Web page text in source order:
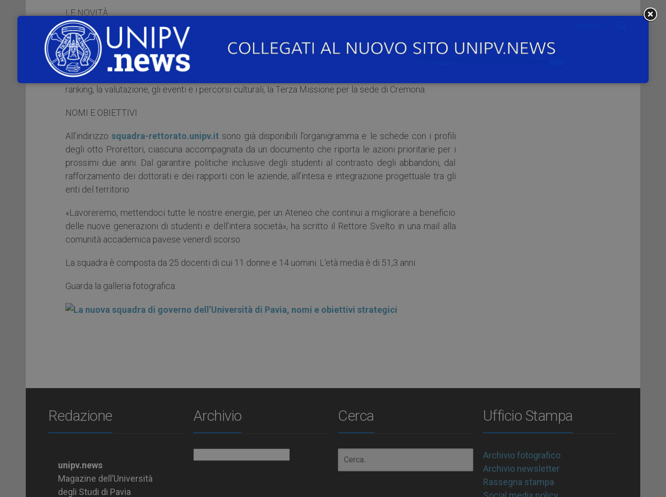
LE NOVITÀ
Una delega è dedicata alla facilitazione amministrativa, un’altra al public engagement, sempre più
importante per accrescere il legame tra università e società, e un’altra ancora alla ricerca in area
medico-sanitaria. Le deleghe nell’ambito del Prorettorato all’internazionalizzazione sono assegnate
per area geografica: Europa, Americhe, Far-East. Referenti specifici presidieranno anche il placement, i
ranking, la valutazione, gli eventi e i percorsi culturali, la Terza Missione per la sede di Cremona.
NOMI E OBIETTIVI
All’indirizzosquadra-rettorato.unipv.it sono già disponibili l’organigramma e le schede con i profili
degli otto Prorettori, ciascuna accompagnata da un documento che riporta le azioni prioritarie per i
prossimi due anni. Dal garantire politiche inclusive degli studenti al contrasto degli abbandoni, dal
rafforzamento dei dottorati e dei rapporti con le aziende, all’intesa e integrazione progettuale tra gli
enti del territorio.
«Lavoreremo, mettendoci tutte le nostre energie, per un Ateneo che continui a migliorare a beneficio
delle nuove generazioni di studenti e dell’intera società», ha scritto il Rettore Svelto in una mail alla
comunità accademica pavese venerdì scorso.
La squadra è composta da 25 docenti di cui 11 donne e 14 uomini. L’età media è di 51,3 anni.
Guarda la galleria fotografica:
Redazione
unipv.news
Magazine dell’Università
degli Studi di Pavia
Archivio Cerca Ufficio Stampa
Archivio fotografico
Archivio newsletter
Rassegna stampa